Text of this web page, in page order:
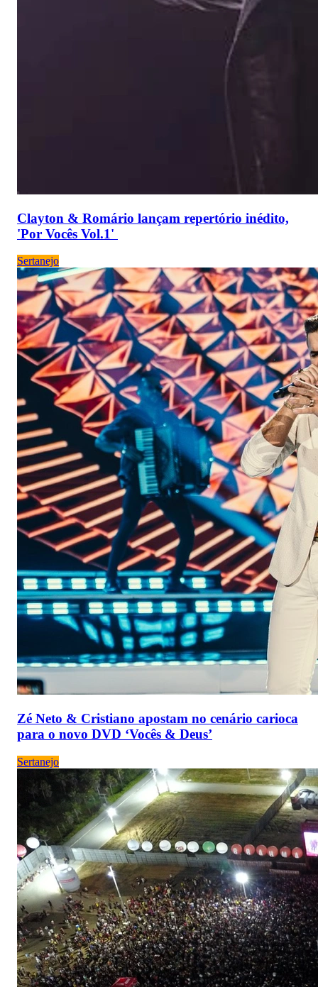
Clayton & Romário lançam repertório inédito,
'Por Vocês Vol.1'
Sertanejo
Zé Neto & Cristiano apostam no cenário carioca
para o novo DVD ‘Vocês & Deus’
Sertanejo